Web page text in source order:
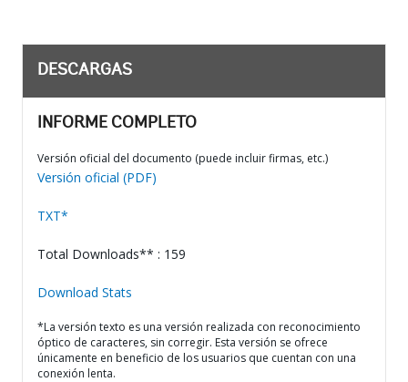
DESCARGAS
INFORME COMPLETO
Versión oficial del documento (puede incluir firmas, etc.)
Versión oficial (PDF)
TXT*
Total Downloads** : 159
Download Stats
*La versión texto es una versión realizada con reconocimiento
óptico de caracteres, sin corregir. Esta versión se ofrece
únicamente en beneficio de los usuarios que cuentan con una
conexión lenta.